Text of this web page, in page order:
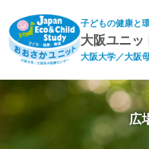
子どもの健康と
大阪ユニッ
大阪大学／大阪
広